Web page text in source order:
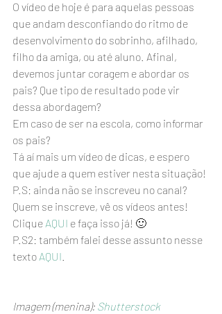
O vídeo de hoje é para aquelas pessoas
que andam desconfiando do ritmo de
desenvolvimento do sobrinho, afilhado,
filho da amiga, ou até aluno. Afinal,
devemos juntar coragem e abordar os
pais? Que tipo de resultado pode vir
dessa abordagem?
Em caso de ser na escola, como informar
os pais?
Tá aí mais um vídeo de dicas, e espero
que ajude a quem estiver nesta situação!
P.S: ainda não se inscreveu no canal?
Quem se inscreve, vê os vídeos antes!
Clique AQUI e faça isso já! 🙂
P.S2: também falei desse assunto nesse
texto AQUI
Imagem (menina): Shutterstock